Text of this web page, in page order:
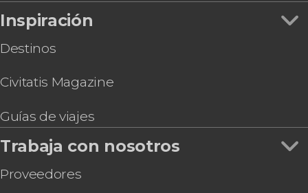
Inspiración
Destinos
Civitatis Magazine
Guías de viajes
Trabaja con nosotros
Proveedores